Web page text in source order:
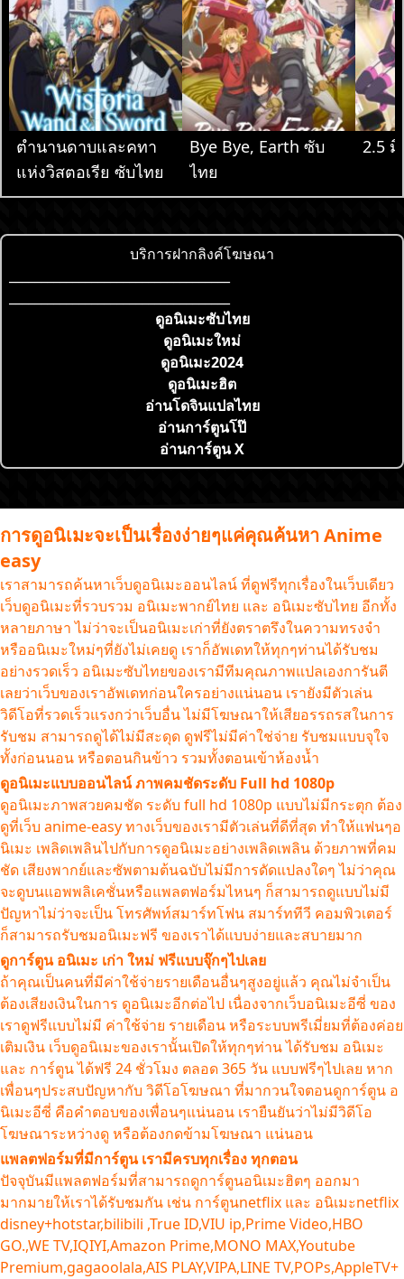
ตำนานดาบและคทา
แห่งวิสตอเรีย ซับไทย
Bye Bye, Earth ซับ
ไทย
2.5
บริการฝากลิงค์โฆษณา
ดูอนิเมะซับไทย
ดูอนิเมะใหม่
ดูอนิเมะ2024
ดูอนิเมะฮิต
อ่านโดจินแปลไทย
อ่านการ์ตูนโป๊
อ่านการ์ตูน X
การดูอนิเมะจะเป็นเรื่องง่ายๆแค่คุณค้นหา Anime
easy
เราสามารถค้นหาเว็บดูอนิเมะออนไลน์ ที่ดูฟรีทุกเรื่องในเว็บเดียว
เว็บดูอนิเมะที่รวบรวม อนิเมะพากย์ไทย และ อนิเมะซับไทย อีกทั้ง
หลายภาษา ไม่ว่าจะเป็นอนิเมะเก่าที่ยังตราตรึงในความทรงจำ
หรืออนิเมะใหม่ๆที่ยังไม่เคยดู เราก็อัพเดทให้ทุกๆท่านได้รับชม
อย่างรวดเร็ว อนิเมะซับไทยของเรามีทีมคุณภาพแปลเองการันตี
เลยว่าเว็บของเราอัพเดทก่อนใครอย่างแน่นอน เรายังมีตัวเล่น
วิดีโอที่รวดเร็วแรงกว่าเว็บอื่น ไม่มีโฆษณาให้เสียอรรถรสในการ
รับชม สามารถดูได้ไม่มีสะดุด ดูฟรีไม่มีค่าใช่จ่าย รับชมแบบจุใจ
ทั้งก่อนนอน หรือตอนกินข้าว รวมทั้งตอนเข้าห้องน้ำ
ดูอนิเมะแบบออนไลน์ ภาพคมชัดระดับ Full hd 1080p
ดูอนิเมะภาพสวยคมชัด ระดับ full hd 1080p แบบไม่มีกระตุก ต้อง
ดูที่เว็บ anime-easy ทางเว็บของเรามีตัวเล่นที่ดีที่สุด ทำให้แฟนๆอ
นิเมะ เพลิดเพลินไปกับการดูอนิเมะอย่างเพลิดเพลิน ด้วยภาพที่คม
ชัด เสียงพากย์และซัพตามต้นฉบับไม่มีการดัดแปลงใดๆ ไม่ว่าคุณ
จะดูบนแอพพลิเคชั่นหรือแพลตฟอร์มไหนๆ ก็สามารถดูแบบไม่มี
ปัญหาไม่ว่าจะเป็น โทรศัพท์สมาร์ทโฟน สมาร์ททีวี คอมพิวเตอร์
ก็สามารถรับชมอนิเมะฟรี ของเราได้แบบง่ายและสบายมาก
ดูการ์ตูน อนิเมะ เก่า ใหม่ ฟรีแบบจุ๊กๆไปเลย
ถ้าคุณเป็นคนที่มีค่าใช้จ่ายรายเดือนอื่นๆสูงอยู่แล้ว คุณไม่จำเป็น
ต้องเสียงเงินในการ ดูอนิเมะอีกต่อไป เนื่องจากเว็บอนิเมะอีซี่ ของ
เราดูฟรีแบบไม่มี ค่าใช้จ่าย รายเดือน หรือระบบพรีเมี่ยมที่ต้องค่อย
เติมเงิน เว็บดูอนิเมะของเรานั้นเปิดให้ทุกๆท่าน ได้รับชม อนิเมะ
และ การ์ตูน ได้ฟรี 24 ชั่วโมง ตลอด 365 วัน แบบฟรีๆไปเลย หาก
เพื่อนๆประสบปัญหากับ วิดีโอโฆษณา ที่มากวนใจตอนดูการ์ตูน อ
นิเมะอีซี่ คือคำตอบของเพื่อนๆแน่นอน เรายืนยันว่าไม่มีวิดีโอ
โฆษณาระหว่างดู หรือต้องกดข้ามโฆษณา แน่นอน
แพลตฟอร์มที่มีการ์ตูน เรามีครบทุกเรื่อง ทุกตอน
ปัจจุบันมีแพลตฟอร์มที่สามารถดูการ์ตูนอนิเมะฮิตๆ ออกมา
มากมายให้เราได้รับชมกัน เช่น การ์ตูนnetflix และ อนิเมะnetflix
disney+hotstar,bilibili ,True ID,VIU ip,Prime Video,HBO
GO.,WE TV,IQIYI,Amazon Prime,MONO MAX,Youtube
Premium,gagaoolala,AIS PLAY,VIPA,LINE TV,POPs,AppleTV+